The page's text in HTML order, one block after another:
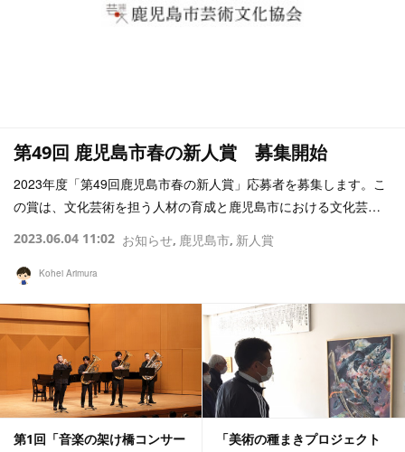
第49回 鹿児島市春の新人賞 募集開始
2023年度「第49回鹿児島市春の新人賞」応募者を募集します。こ
の賞は、文化芸術を担う人材の育成と鹿児島市における文化芸…
2023.06.04 11:02 お知らせ 鹿児島市 新人賞
Kohei Arimura
第1回「音楽の架け橋コンサー
「美術の種まきプロジェクト